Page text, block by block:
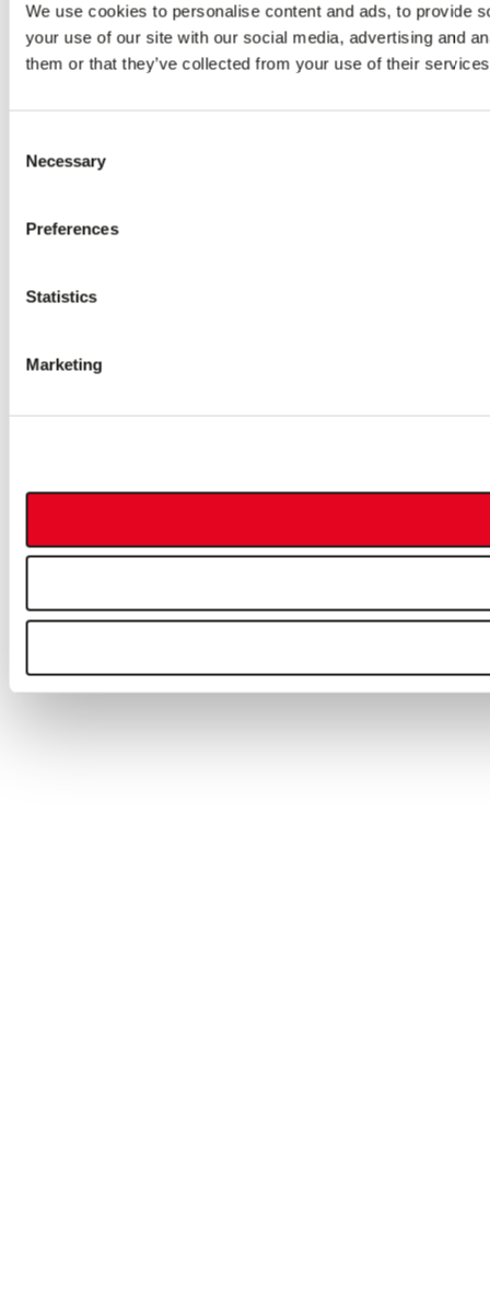
We use cookies to personalise content and ads, to provide
your use of our site with our social media, advertising and
them or that they’ve collected from your use of their
Selection
Necessary
Preferences
Statistics
Marketing